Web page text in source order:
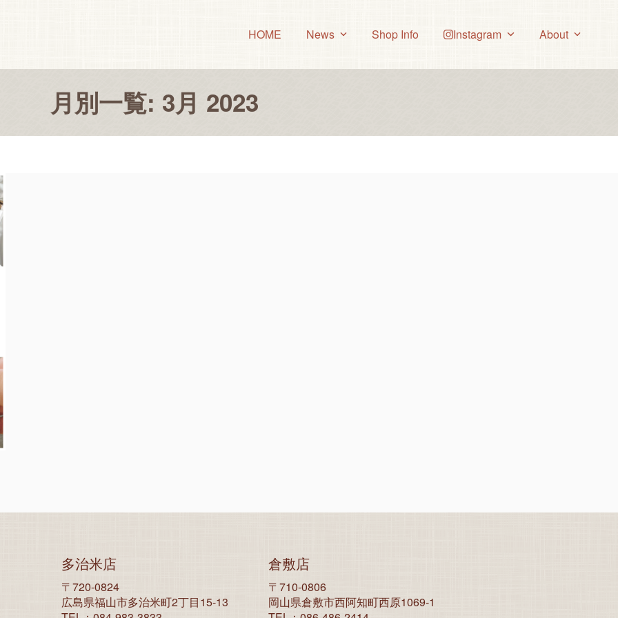
HOME News Shop Info Instagram About
月別一覧: 3月 2023
多治米店
〒720-0824
広島県福山市多治米町2丁目15-13
倉敷店
〒710-0806
岡山県倉敷市西阿知町西原1069-1